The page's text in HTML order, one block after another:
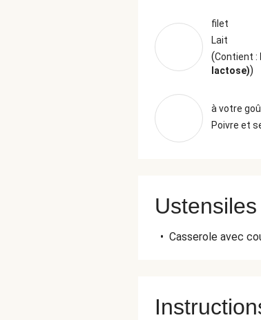
filet
Lait
(Contient :
lactose))
à votre
Poivre et
Ustensiles
• Casserole avec